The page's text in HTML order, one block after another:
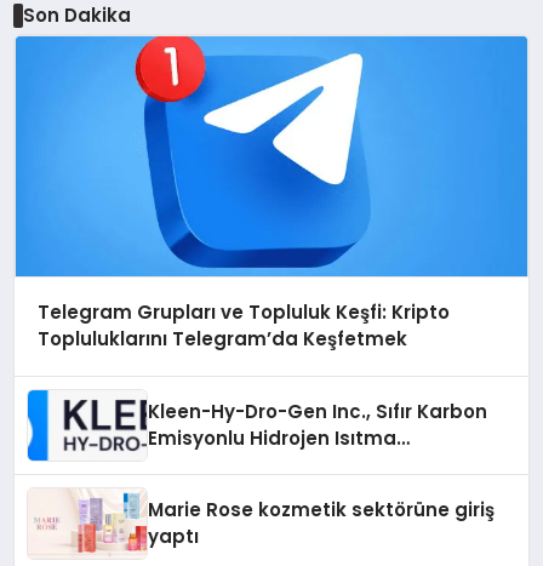
Son Dakika
Telegram Grupları ve Topluluk Keşfi: Kripto
Topluluklarını Telegram’da Keşfetmek
Kleen-Hy-Dro-Gen Inc., Sıfır Karbon
Emisyonlu Hidrojen Isıtma
Marie Rose kozmetik sektörüne giriş
yaptı